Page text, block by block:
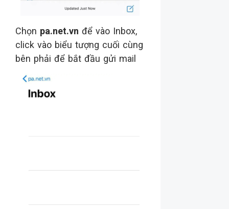
Chọn pa.net.vn để vào Inbox,
click vào biểu tượng cuối cùng
bên phải để bắt đầu gửi mail